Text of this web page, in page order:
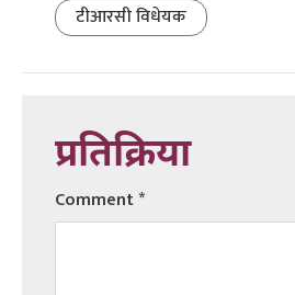
टीआरसी विधेयक
प्रतिक्रिया
Comment*